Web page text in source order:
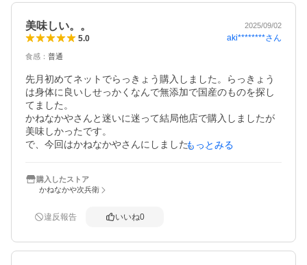
美味しい。。 2025/09/02
5.0 aki********さん
食感 ： 普通
先月初めてネットでらっきょう購入しました。らっきょう
は身体に良いしせっかくなんで無添加で国産のものを探し
てました。
かねなかやさんと迷いに迷って結局他店で購入しましたが
美味しかったです。
で、今回はかねなかやさんにしました。 もっとみる
購入したストア
かねなかや次兵衛
違反報告 いいね0